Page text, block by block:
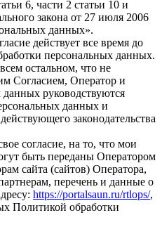
6, части 2 статьи 10 и
закона от 27 июля 2006
данных».
действует все время до
персональных данных.
остальном, что не
Согласием, Оператор и
руководствуются
данных и
законодательства
согласие, на то, что мои
быть переданы Оператором
сайта (сайтов) Оператора,
перечень и данные о
https://portalsaun.ru/rtlops/,
Политикой обработки